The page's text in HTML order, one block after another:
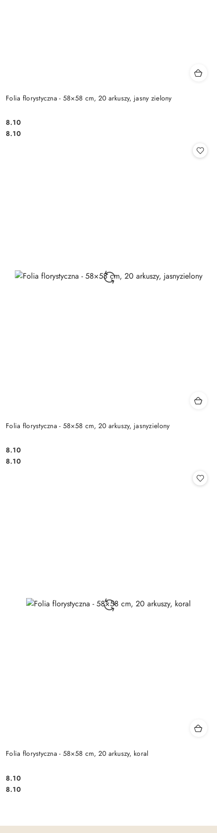
Folia florystyczna - 58×58 cm, 20 arkuszy, jasny zielony
Cena:
8.10
Cena:
8.10
Folia florystyczna - 58×58 cm, 20 arkuszy, jasnyzielony
Cena:
8.10
Cena:
8.10
Folia florystyczna - 58×58 cm, 20 arkuszy, koral
Cena:
8.10
Cena:
8.10